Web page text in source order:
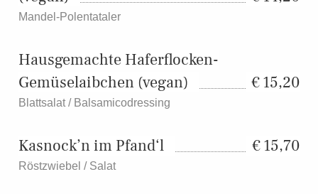
Mandel-Polentataler
Hausgemachte Haferflocken-
Gemüselaibchen (vegan)
15,20
Blattsalat / Balsamicodressing
Kasnock’n im Pfand‘l 15,70
Röstzwiebel / Salat